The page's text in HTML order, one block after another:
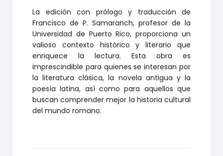
La edición con prólogo y traducción de
Francisco de P. Samaranch, profesor de la
Universidad de Puerto Rico, proporciona un
valioso contexto histórico y literario que
enriquece la lectura. Esta obra es
imprescindible para quienes se interesan por
la literatura clásica, la novela antigua y la
poesía latina, así como para aquellos que
buscan comprender mejor la historia cultural
del mundo romano.